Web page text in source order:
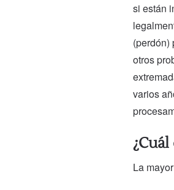
si están
(perdón)
otros
varios
La